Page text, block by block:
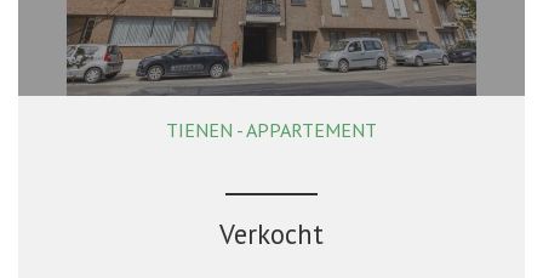
88 m² 2 1
TIENEN - APPARTEMENT
Verkocht